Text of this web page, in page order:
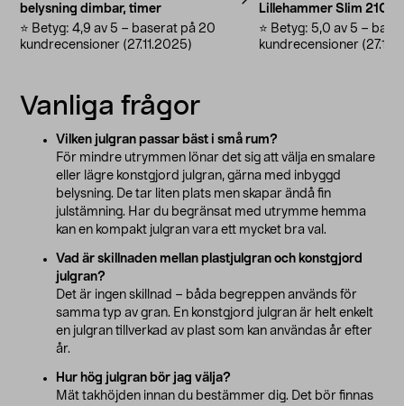
belysning dimbar, timer
⭐️ Betyg: 4,9 av 5 – baserat på 20
kundrecensioner (27.11.2025)
Lillehammer Slim 210
⭐️ Betyg: 5,0 av 5 –
kundrecensioner
Vanliga frågor
Vilken julgran passar bäst i små rum?
För mindre utrymmen lönar det sig att välja en smalare
eller lägre konstgjord julgran, gärna med inbyggd
belysning. De tar liten plats men skapar ändå fin
julstämning. Har du begränsat med utrymme hemma
kan en kompakt julgran vara ett mycket bra val.
Vad är skillnaden mellan plastjulgran och konstgjord
julgran?
Det är ingen skillnad – båda begreppen används för
samma typ av gran. En konstgjord julgran är helt enkelt
en julgran tillverkad av plast som kan användas år efter
år.
Hur hög julgran bör jag välja?
Mät takhöjden innan du bestämmer dig. Det bör finnas